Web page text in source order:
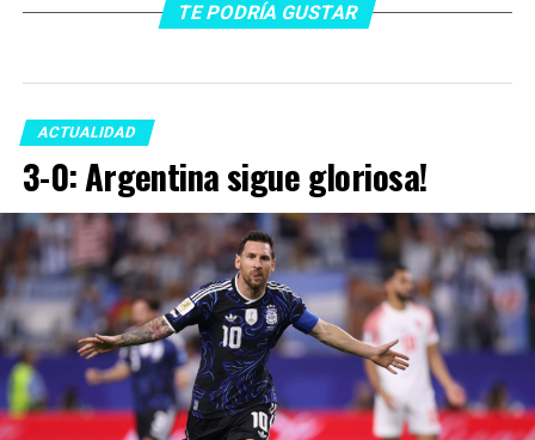
TE PODRÍA GUSTAR
ACTUALIDAD
3-0: Argentina sigue gloriosa!